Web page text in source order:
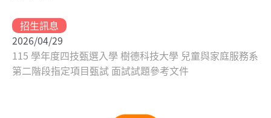
招生訊息
2026/04/29
115 學年度四技甄選入學 樹德科技大學 兒童與家庭服務系
第二階段指定項目甄試 面試試題參考文件